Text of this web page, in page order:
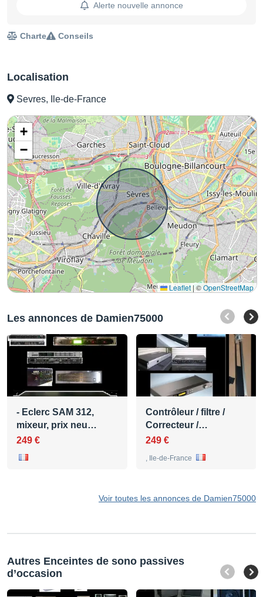
Localisation
Sevres, Ile-de-France
+
−
Leaflet | ©OpenStreetMap
Les annonces de Damien75000
- Eclerc SAM 312,
mixeur, prix neu…
249 €
Contrôleur / filtre /
Correcteur /…
249 €
, Ile-de-France
Voir toutes les annonces de Damien75000
Alerte nouvelle annonce
Charte Conseils
Autres Enceintes de sono passives
d’occasion